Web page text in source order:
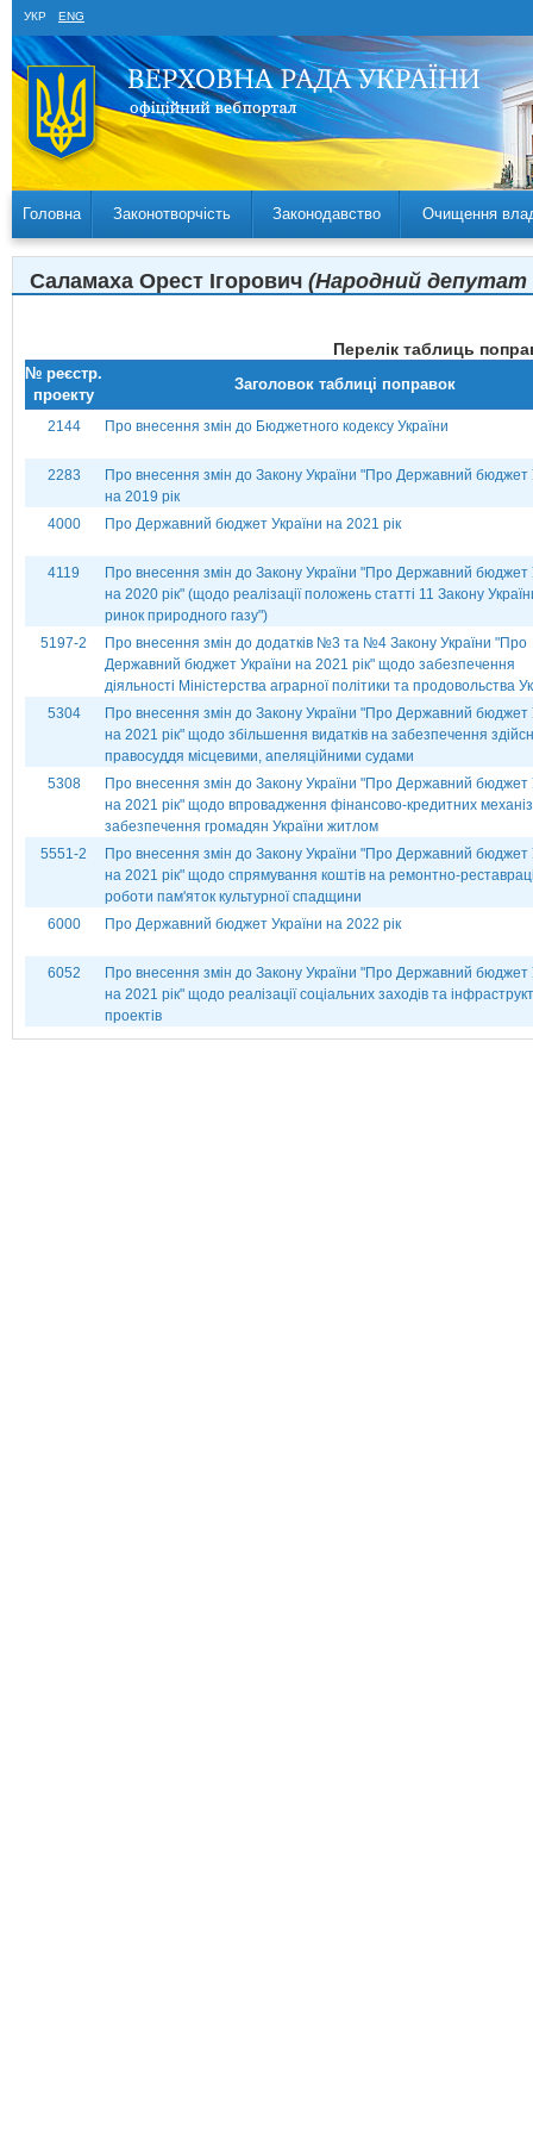
УКР ENG
Головна Законотворчість Законодавство Очищення
Саламаха Орест Ігорович (Народний депутат
Перелік таблиць
№ реєстр.
проекту
Заголовок таблиці поправок
2144 Про внесення змін до Бюджетного кодексу України
2283
Про внесення змін до Закону України "Про Державний бюджет
на 2019 рік
4000
Про Державний бюджет України на 2021 рік
4119
Про внесення змін до Закону України "Про Державний бюджет
на 2020 рік" (щодо реалізації положень статті 11 Закону
ринок природного газу")
5197-2
Про внесення змін до додатків №3 та №4 Закону України "Про
Державний бюджет України на 2021 рік" щодо забезпечення
діяльності Міністерства аграрної політики та продовольства
5304
Про внесення змін до Закону України "Про Державний бюджет
на 2021 рік" щодо збільшення видатків на забезпечення
правосуддя місцевими, апеляційними судами
5308
Про внесення змін до Закону України "Про Державний бюджет
на 2021 рік" щодо впровадження фінансово-кредитних
забезпечення громадян України житлом
5551-2
Про внесення змін до Закону України "Про Державний бюджет
на 2021 рік" щодо спрямування коштів на ремонтно-
роботи пам'яток культурної спадщини
6000
Про Державний бюджет України на 2022 рік
6052
Про внесення змін до Закону України "Про Державний бюджет
на 2021 рік" щодо реалізації соціальних заходів та
проектів